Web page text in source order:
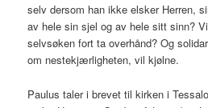
selv dersom han ikke elsker Herren,
av hele sin sjel og av hele sitt sinn?
selvsøken fort ta overhånd? Og
om nestekjærligheten, vil kjølne.
Paulus taler i brevet til kirken i